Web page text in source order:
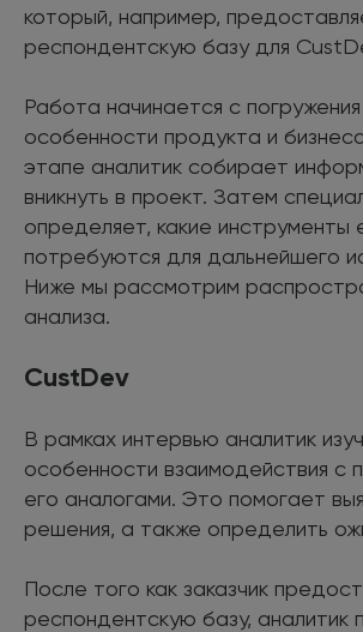
который, например,
респондентскую базу для
Работа начинается с погружения
особенности продукта и
этапе аналитик собирает
вникнуть в проект. Затем
определяет, какие инструменты
потребуются для дальнейшего
Ниже мы рассмотрим
анализа.
CustDev
В рамках интервью аналитик
особенности взаимодействия с
его аналогами. Это помогает
решения, а также определить
После того как заказчик
респондентскую базу, аналитик